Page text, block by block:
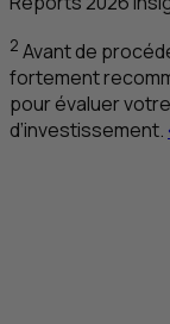
2 Avant de
fortement
pour évaluer
d’investissement.